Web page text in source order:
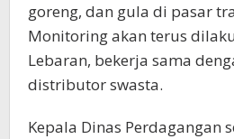
goreng, dan gula di pasar
Monitoring akan terus
Lebaran, bekerja sama
distributor swasta.
Kepala Dinas Perdagangan